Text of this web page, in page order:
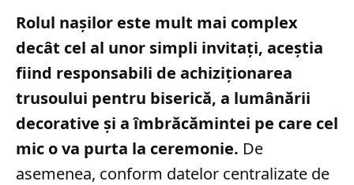
Rolul nașilor este mult mai complex
decât cel al unor simpli invitați, aceștia
fiind responsabili de achiziționarea
trusoului pentru biserică, a lumânării
decorative și a îmbrăcămintei pe care cel
mic o va purta la ceremonie. De
asemenea, conform datelor centralizate de